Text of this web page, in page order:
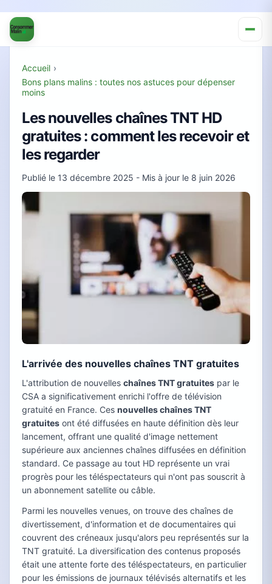
Accueil ›
Bons plans malins : toutes nos astuces pour dépenser
moins
Les nouvelles chaînes TNT HD
gratuites : comment les recevoir et
les regarder
Publié le 13 décembre 2025 - Mis à jour le 8 juin 2026
L'arrivée des nouvelles chaînes TNT gratuites
L'attribution de nouvelles chaînes TNT gratuites par le
CSA a significativement enrichi l'offre de télévision
gratuité en France. Ces nouvelles chaînes TNT
gratuites ont été diffusées en haute définition dès leur
lancement, offrant une qualité d'image nettement
supérieure aux anciennes chaînes diffusées en définition
standard. Ce passage au tout HD représente un vrai
progrès pour les téléspectateurs qui n'ont pas souscrit à
un abonnement satellite ou câble.
Parmi les nouvelles venues, on trouve des chaînes de
divertissement, d'information et de documentaires qui
couvrent des créneaux jusqu'alors peu représentés sur la
TNT gratuité. La diversification des contenus proposés
était une attente forte des téléspectateurs, en particulier
pour les émissions de journaux télévisés alternatifs et les